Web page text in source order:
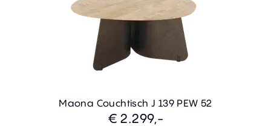
Maona Couchtisch J 139 PEW 52
€ 2.299,-